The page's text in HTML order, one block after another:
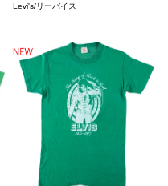
Levi's/リーバイス